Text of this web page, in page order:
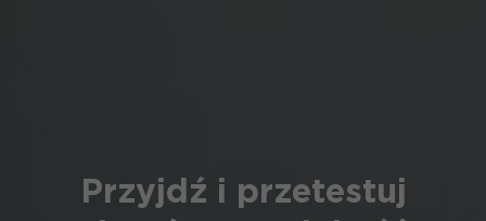
Przyjdź i przetestuj